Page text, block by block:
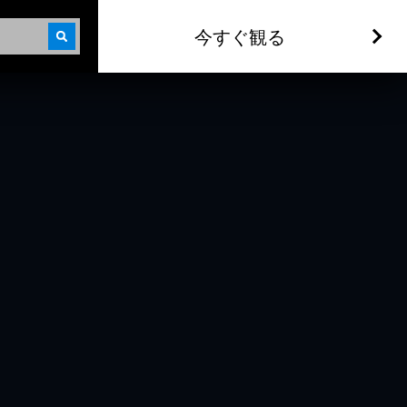
今すぐ観る